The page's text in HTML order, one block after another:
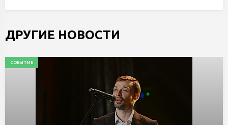
ДРУГИЕ НОВОСТИ
СОБЫТИЕ